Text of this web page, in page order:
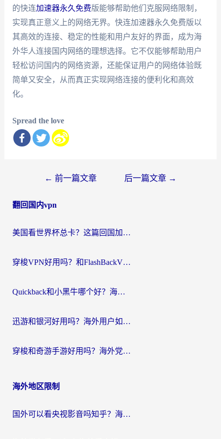
的快连加速器永久免费版能够帮助他们克服网络限制，
实现真正意义上的网络无界。快连加速器永久免费版以
其高效的连接、稳定的性能和用户友好的界面，成为海
外华人连接国内网络的理想选择。它不仅能够帮助用户
轻松访问国内的网络资源，还能保证用户的网络体验既
简单又安全，从而真正实现网络连接的便利化和高效
化。
Spread the love
导
← 前一篇文章 后一篇文章 →
翻回国内vpn
美国看世界杯总卡？这篇回国加速器指南帮你无缝刷国内资源（附苹果手机VPN设置步骤）
穿梭VPN好用吗？和FlashBackVPN对比哪个回国效果更好？
Quickback和小黑牛哪个好？海外党亲测指南，选对回国加速器秒回国内
迅游和银河好用吗？海外用户如何选择回国加速器实现无缝访问国内资源
穿梭和奇游手游好用吗？海外党亲测3款回国加速器，附蜜蜂加速器七天试用攻略
海外地区限制
国外可以看央视影音吗知乎？海外党亲测有效的回国加速方案